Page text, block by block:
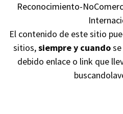
Reconocimiento-
El contenido de este sitio
sitios,siempre y cuando
debido enlace o link que